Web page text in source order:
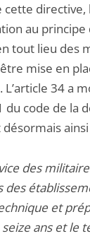
cette directive,
au principe
tout lieu des
mise en
34 a
du code de la
des
des
et
ans et le